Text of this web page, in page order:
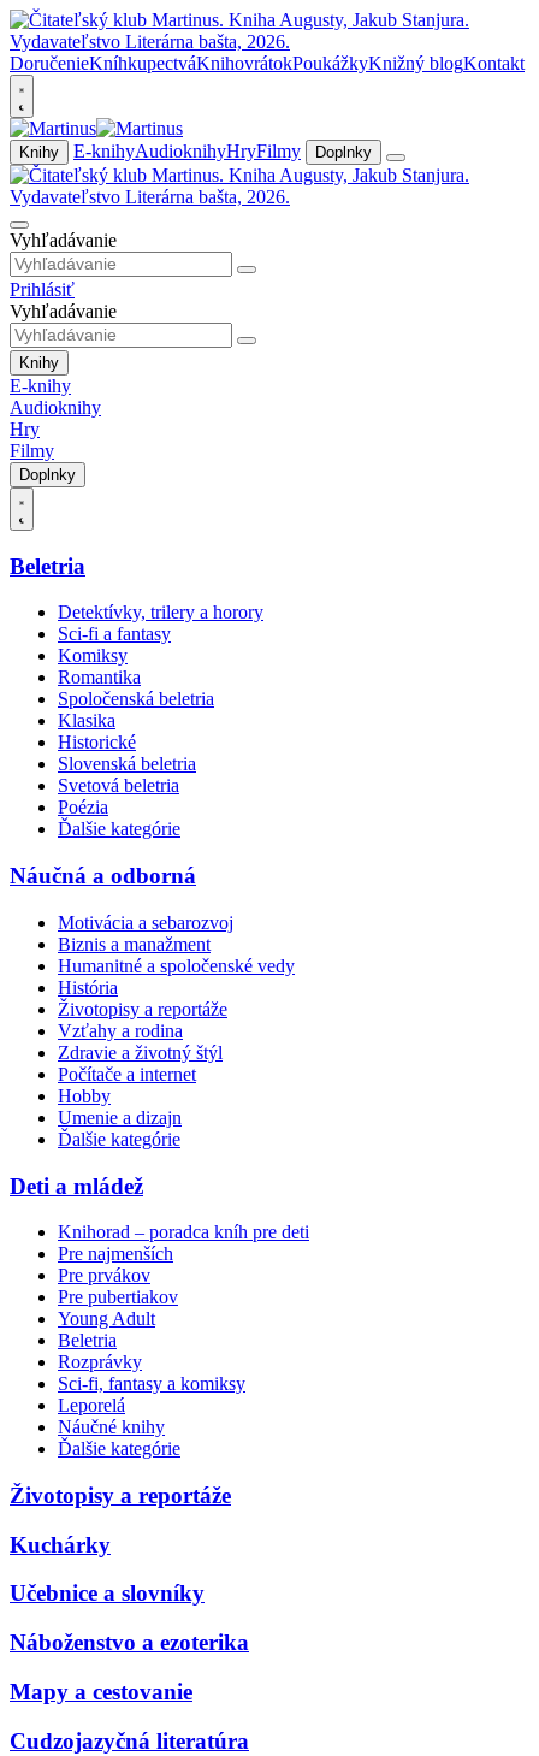
DoručenieKníhkupectváKnihovrátokPoukážkyKnižný blogKontakt
Knihy E-knihyAudioknihyHryFilmy Doplnky
Vyhľadávanie
Prihlásiť
Vyhľadávanie
Knihy
E-knihy
Audioknihy
Hry
Filmy
Doplnky
Beletria
Detektívky, trilery a horory
Sci-fi a fantasy
Komiksy
Romantika
Spoločenská beletria
Klasika
Historické
Slovenská beletria
Svetová beletria
Poézia
Ďalšie kategórie
Náučná a odborná
Motivácia a sebarozvoj
Biznis a manažment
Humanitné a spoločenské vedy
História
Životopisy a reportáže
Vzťahy a rodina
Zdravie a životný štýl
Počítače a internet
Hobby
Umenie a dizajn
Ďalšie kategórie
Deti a mládež
Knihorad – poradca kníh pre deti
Pre najmenších
Pre prvákov
Pre pubertiakov
Young Adult
Beletria
Rozprávky
Sci-fi, fantasy a komiksy
Leporelá
Náučné knihy
Ďalšie kategórie
Životopisy a reportáže
Kuchárky
Učebnice a slovníky
Náboženstvo a ezoterika
Mapy a cestovanie
Cudzojazyčná literatúra